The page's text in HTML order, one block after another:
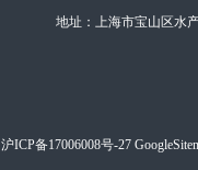
地址：上海市宝山区水
沪ICP备17006008号-27